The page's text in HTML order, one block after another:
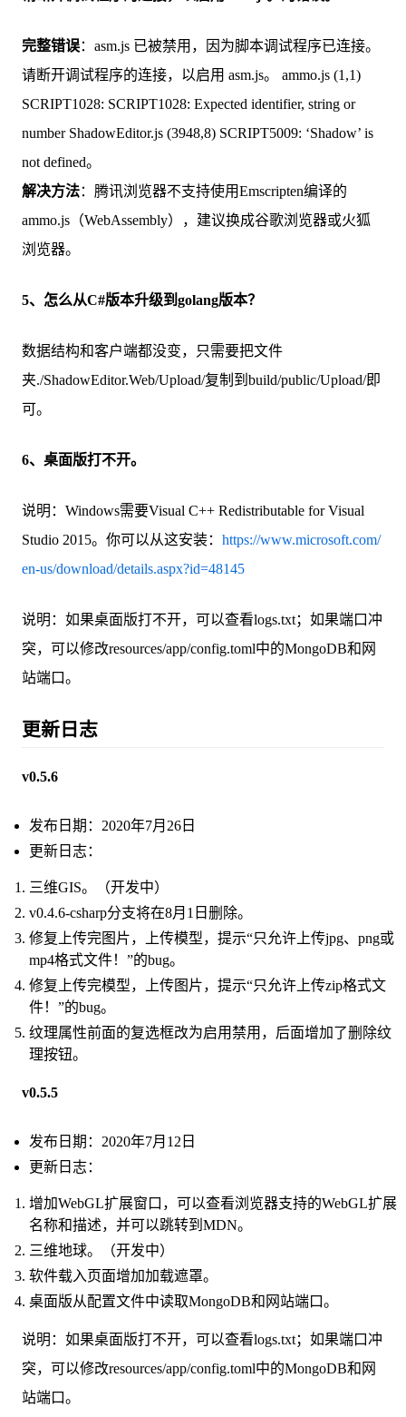
完整错误：asm.js 已被禁用，因为脚本调试程序已连接。
请断开调试程序的连接，以启用 asm.js。 ammo.js (1,1)
SCRIPT1028: SCRIPT1028: Expected identifier, string or
number ShadowEditor.js (3948,8) SCRIPT5009: ‘Shadow’ is
not defined。
解决方法：腾讯浏览器不支持使用Emscripten编译的
ammo.js（WebAssembly），建议换成谷歌浏览器或火狐
浏览器。
5、怎么从C#版本升级到golang版本？
数据结构和客户端都没变，只需要把文件
夹./ShadowEditor.Web/Upload/复制到build/public/Upload/即
可。
6、桌面版打不开。
说明：Windows需要Visual C++ Redistributable for Visual
Studio 2015。你可以从这安装： https://www.microsoft.com/
en-us/download/details.aspx?id=48145
说明：如果桌面版打不开，可以查看logs.txt；如果端口冲
突，可以修改resources/app/config.toml中的MongoDB和网
站端口。
更新日志
v0.5.6
发布日期：2020年7月26日
更新日志：
三维GIS。（开发中）
v0.4.6-csharp分支将在8月1日删除。
修复上传完图片，上传模型，提示“只允许上传jpg、png或
mp4格式文件！”的bug。
修复上传完模型，上传图片，提示“只允许上传zip格式文
件！”的bug。
纹理属性前面的复选框改为启用禁用，后面增加了删除纹
理按钮。
v0.5.5
发布日期：2020年7月12日
更新日志：
增加WebGL扩展窗口，可以查看浏览器支持的WebGL扩展
名称和描述，并可以跳转到MDN。
三维地球。（开发中）
软件载入页面增加加载遮罩。
桌面版从配置文件中读取MongoDB和网站端口。
说明：如果桌面版打不开，可以查看logs.txt；如果端口冲
突，可以修改resources/app/config.toml中的MongoDB和网
站端口。